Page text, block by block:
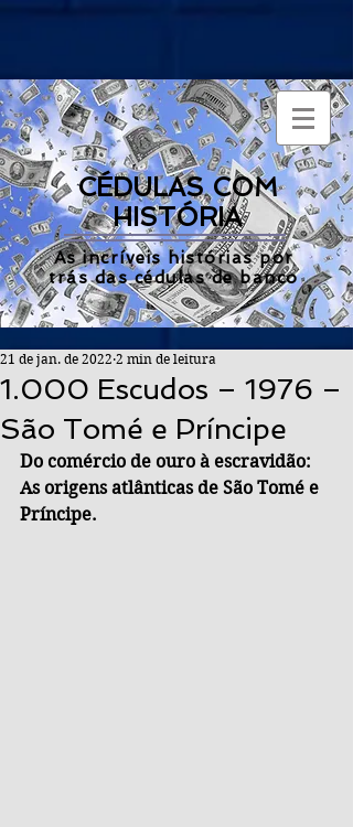
CÉDULAS COM
HISTÓRIA
As incríveis histórias por
trás das cédulas de banco
1.000 Escudos – 1976 –
São Tomé e Príncipe
21 de jan. de 2022 2 min de leitura
Do comércio de ouro à escravidão:
As origens atlânticas de São Tomé e
Príncipe.